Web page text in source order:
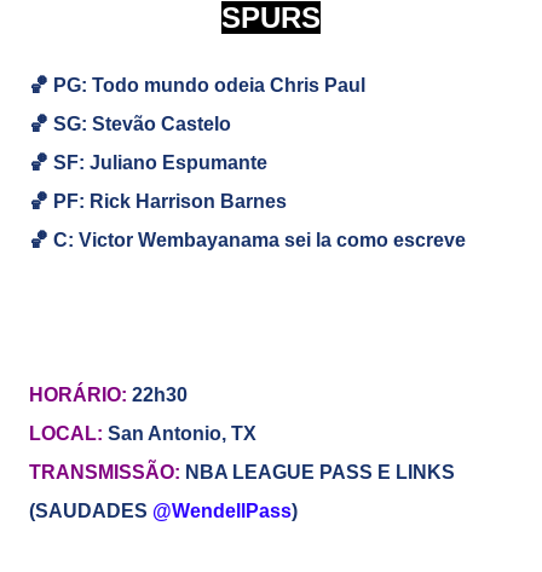
SPURS
🏀 PG: Todo mundo odeia Chris Paul
🏀 SG: Stevão Castelo
🏀 SF: Juliano Espumante
🏀 PF: Rick Harrison Barnes
🏀 C: Victor Wembayanama sei la como escreve
HORÁRIO: 22h30
LOCAL: San Antonio, TX
TRANSMISSÃO: NBA LEAGUE PASS E LINKS
(SAUDADES @WendellPass)